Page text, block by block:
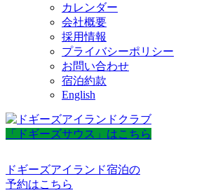
カレンダー
会社概要
採用情報
プライバシーポリシー
お問い合わせ
宿泊約款
English
「ドギーズサウス」はこちら
ドギーズアイランド宿泊の
予約はこちら